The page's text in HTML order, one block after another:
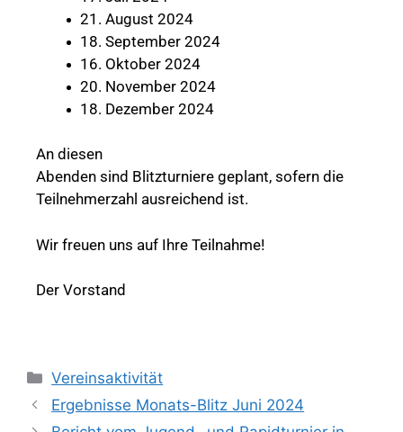
August 2024
September 2024
Oktober 2024
November 2024
Dezember 2024
An diesen
Abenden sind Blitzturniere geplant, sofern die
Teilnehmerzahl ausreichend ist.
Wir freuen uns auf Ihre Teilnahme!
Der Vorstand
Vereinsaktivität
Ergebnisse Monats-Blitz Juni 2024